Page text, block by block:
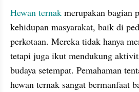
Hewan ternak merupakan bagian
kehidupan masyarakat, baik di
perkotaan. Mereka tidak hanya
tetapi juga ikut mendukung
budaya setempat. Pemahaman
hewan ternak sangat bermanfaat